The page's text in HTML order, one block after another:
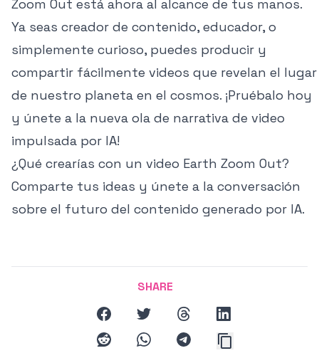
Zoom Out está ahora al alcance de tus manos.
Ya seas creador de contenido, educador, o
simplemente curioso, puedes producir y
compartir fácilmente videos que revelan el lugar
de nuestro planeta en el cosmos. ¡Pruébalo hoy
y únete a la nueva ola de narrativa de video
impulsada por IA!
¿Qué crearías con un video Earth Zoom Out?
Comparte tus ideas y únete a la conversación
sobre el futuro del contenido generado por IA.
SHARE
facebooktwitter threads
linkedin
reddit
whatsapptelegram